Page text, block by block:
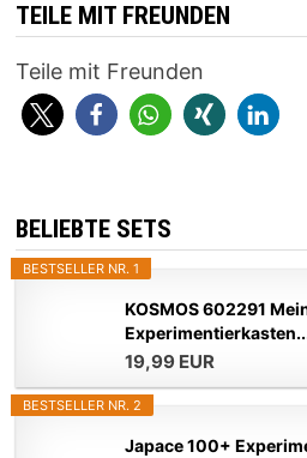
TEILE MIT FREUNDEN
Teile mit Freunden
BELIEBTE SETS
BESTSELLER NR. 1
KOSMOS 602291
19,99 EUR
BESTSELLER NR. 2
Japace 100+